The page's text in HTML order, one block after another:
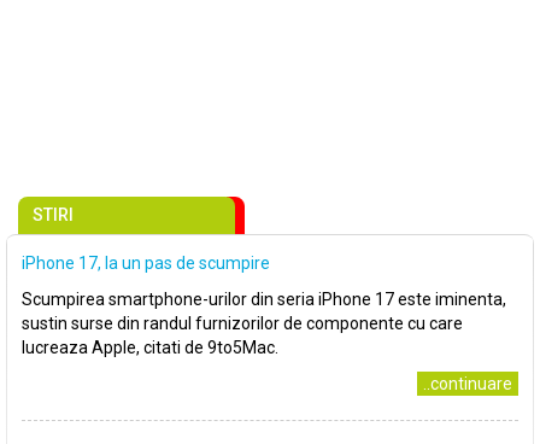
STIRI
iPhone 17, la un pas de scumpire
Scumpirea smartphone-urilor din seria iPhone 17 este iminenta,
sustin surse din randul furnizorilor de componente cu care
lucreaza Apple, citati de 9to5Mac.
..continuare